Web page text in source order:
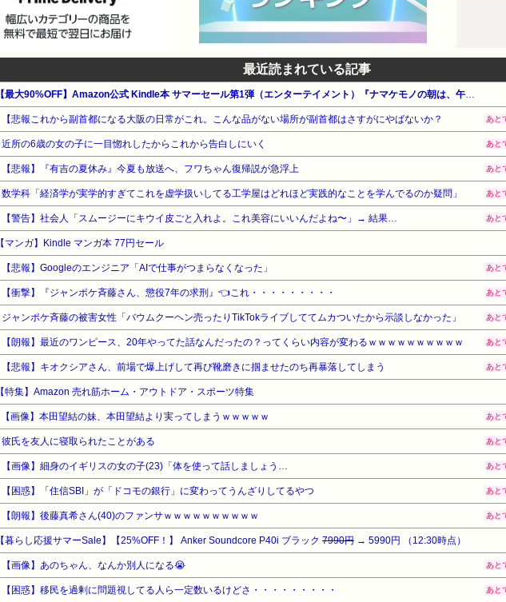
最近読まれている記事
【最大90%OFF】Amazon公式 Kindle本 サマーセール第1弾（エンターテイメント）『ナマケモノの朝は、午後からはじまる。』他
【悲報これから副首都になる大阪の日常がこれ。こんな品がない場所が副首都はさすがにやばないか？ あと
近所の6歳の女の子に一目惚れしたからこれから告白しにいく あと
【悲報】『有吉の夏休み』今夏も放送へ、フワちゃん復帰説が急浮上 あと
数学科「経済学が実学的すぎてこれを虚学扱いしてる工学屋はどれほど実践的なことを学んでるのか疑問」 あと
【警告】社会人「スムージーにキウイ皮ごと入れよ。これ美容にいいんだよね〜」→ 結果… あと
【マンガ】Kindle マンガ本 77円セール
【悲報】Googleのエンジニア「AIで仕事がつまらなくなった」 あと
【衝撃】『ジャンポケ斉藤さん、懲役7年の求刑』👈これ・・・・・・・・・ あと
ジャンポケ斉藤の被害女性「バウムクーヘン売ったりTikTokライブしててムカついたから示談しなかった」 あと
【朗報】最近のワンピース、20年やってた話なんだったの？ってくらい内容が変わるｗｗｗｗｗｗｗｗｗｗ あと
【悲報】キオクシアさん、前場で爆上げして再び靴磨きに掴ませたのち再暴落してしまう あと
【特集】Amazon 売れ筋ホーム・アウトドア・スポーツ特集
【画像】本田望結の妹、本田望結より実ってしまうｗｗｗｗｗ あと
彼氏を友人に寝取られたことがある あと
【画像】細身のイギリスの女の子(23)「体を使って話しましょう… あと
【困惑】「住信SBI」が「ドコモの銀行」に変わってうんざりしてるやつ あと
【朗報】後藤真希さん(40)のファンサｗｗｗｗｗｗｗｗｗｗ あと
【暮らし応援サマーSale】【25%OFF！】 Anker Soundcore P40i ブラック 7990円 → 5990円 （12:30時点）
【画像】あのちゃん、なんか別人になる😭 あと
【困惑】移民を過剰に問題視してる人ら一定数いるけどさ・・・・・・・・・ あと